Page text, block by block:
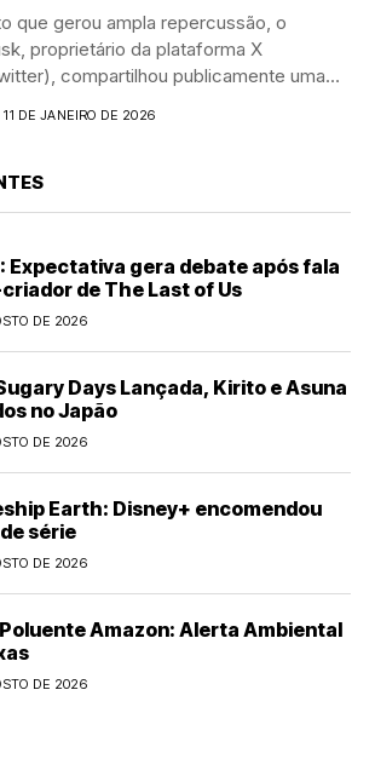
que gerou ampla repercussão, o
proprietário da plataforma X
compartilhou publicamente uma
ministro...
11 DE JANEIRO DE 2026
Expectativa gera debate após fala
de The Last of Us
DE 2026
Days Lançada, Kirito e Asuna
no Japão
DE 2026
Earth: Disney+ encomendou
série
DE 2026
Amazon: Alerta Ambiental
DE 2026